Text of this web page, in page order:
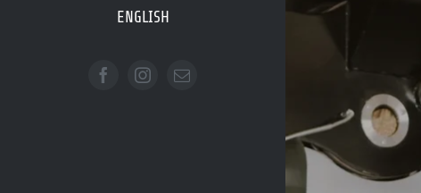
ENGLISH